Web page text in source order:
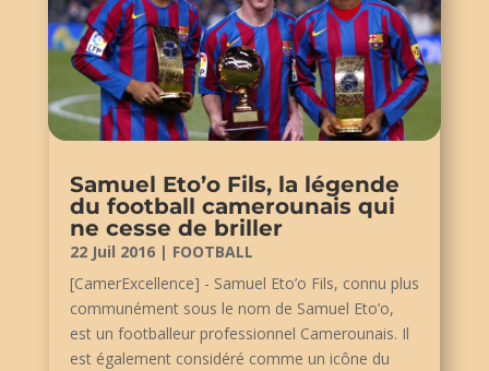
Samuel Eto’o Fils, la légende
du football camerounais qui
ne cesse de briller
22 Juil 2016| FOOTBALL
[CamerExcellence] - Samuel Eto’o Fils, connu plus
communément sous le nom de Samuel Eto’o,
est un footballeur professionnel Camerounais. Il
est également considéré comme un icône du